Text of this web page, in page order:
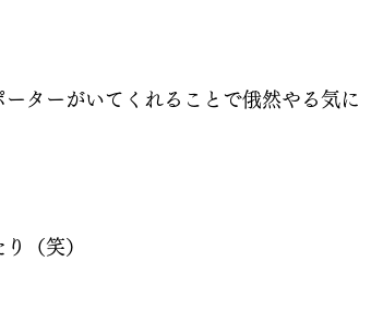
ターがいてくれることで俄然やる気に
（笑）